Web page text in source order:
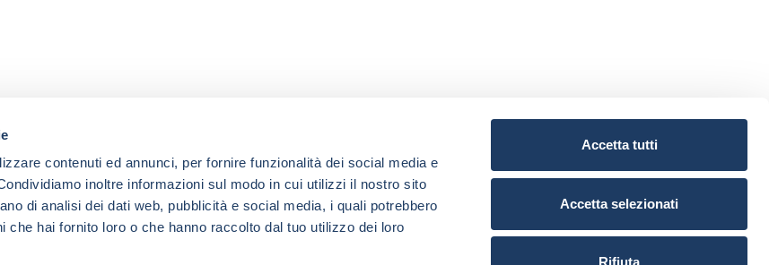
contenuti ed annunci, per fornire funzionalità dei social media e
inoltre informazioni sul modo in cui utilizzi il nostro sito
di analisi dei dati web, pubblicità e social media, i quali potrebbero
che hai fornito loro o che hanno raccolto dal tuo utilizzo dei loro
Accetta tutti
Accetta selezionati
Rifiuta